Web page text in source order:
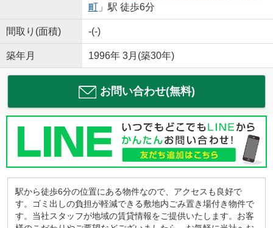
町」駅 徒歩6分
間取り(面積) -(-)
築年月 1996年 3月(築30年)
お問い合わせ(無料)
駅から徒歩6分の位置にある物件なので、アクセスも良好で
す。ゴミ出しの負担が軽減できる敷地内ごみ置き場付き物件で
す。当社スタッフが地域の賃貸情報をご提供いたします。お客